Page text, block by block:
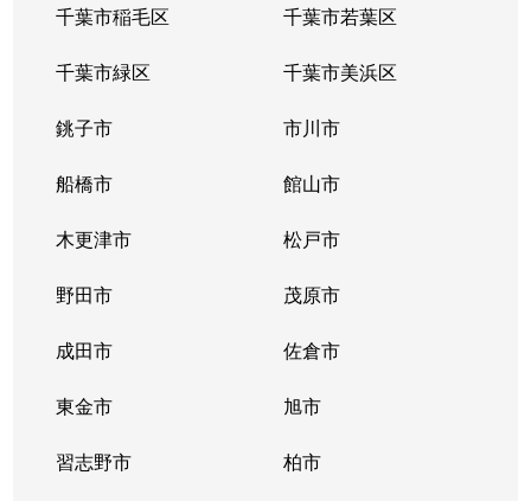
千葉市稲毛区 千葉市若葉区
千葉市緑区 千葉市美浜区
銚子市 市川市
船橋市 館山市
木更津市 松戸市
野田市 茂原市
成田市 佐倉市
東金市 旭市
習志野市 柏市